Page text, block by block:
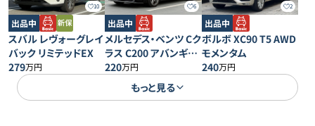
10
出品中
スバル レヴォーグレイ
バック リミテッドEX
279万円
6
出品中
メルセデス・ベンツ Cク
ラス C200 アバンギャ
ルド AMGライン
220万円
2
出品中
ボルボ XC90 T5 AWD
モメンタム
240万円
もっと見る